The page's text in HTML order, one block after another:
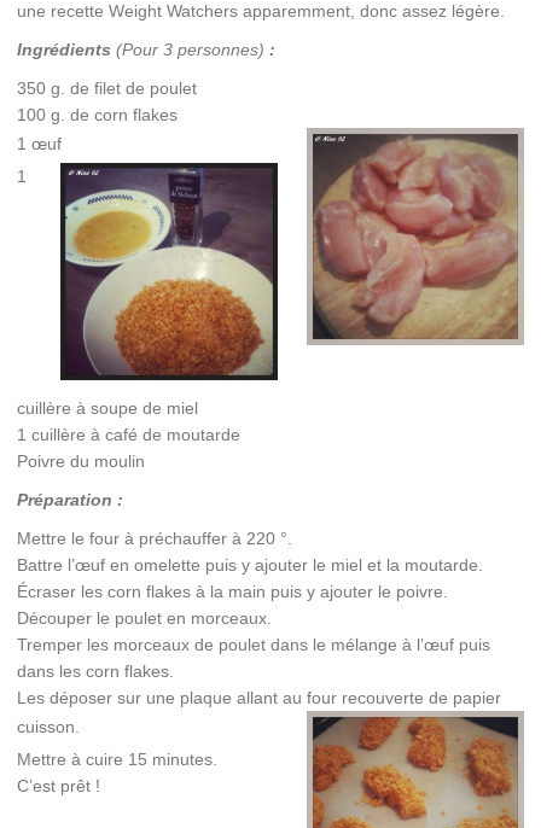
une recette Weight Watchers apparemment, donc assez légère.
Ingrédients (Pour 3 personnes) :
350 g. de filet de poulet
100 g. de corn flakes
1 œuf
1
cuillère à soupe de miel
1 cuillère à café de moutarde
Poivre du moulin
Préparation :
Mettre le four à préchauffer à 220 °.
Battre l’œuf en omelette puis y ajouter le miel et la moutarde.
Écraser les corn flakes à la main puis y ajouter le poivre.
Découper le poulet en morceaux.
Tremper les morceaux de poulet dans le mélange à l’œuf puis
dans les corn flakes.
Les déposer sur une plaque allant au four recouverte de papier
cuisson.
Mettre à cuire 15 minutes.
C’est prêt !